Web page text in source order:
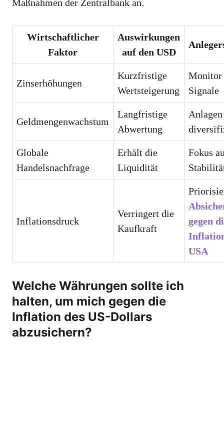
Maßnahmen der Zentralbank an.
Wirtschaftlicher
Faktor
Auswirkungen
auf den USD
Zinserhöhungen
Kurzfristige
Wertsteigerung
Monitor
Signale
Geldmengenwachstum
Langfristige
Abwertung
Anlagen
Globale
Handelsnachfrage
Erhält die
Liquidität
Fokus
Inflationsdruck
Verringert die
Kaufkraft
gegen
USA
Welche Währungen sollte ich
halten, um mich gegen die
Inflation des US-Dollars
abzusichern?